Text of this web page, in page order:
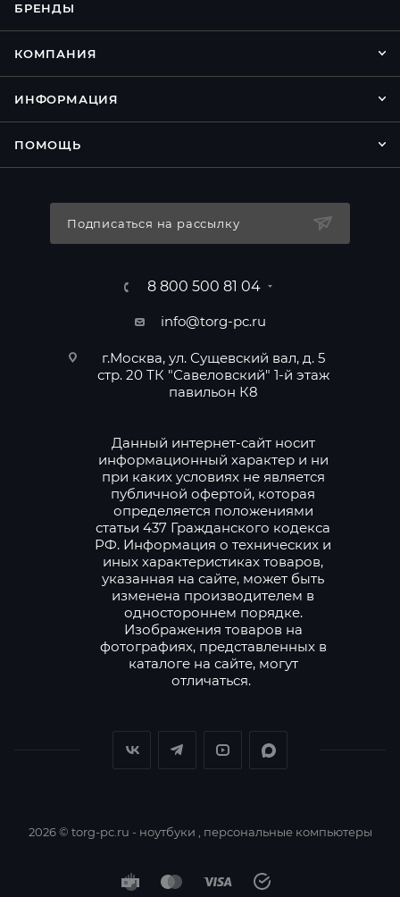
БРЕНДЫ
КОМПАНИЯ
ИНФОРМАЦИЯ
ПОМОЩЬ
Подписаться на рассылку
8 800 500 81 04
info@torg-pc.ru
г.Москва, ул. Сущевский вал, д. 5
стр. 20 ТК "Савеловский" 1-й этаж
павильон К8
Данный интернет-сайт носит
информационный характер и ни
при каких условиях не является
публичной офертой, которая
определяется положениями
статьи 437 Гражданского кодекса
РФ. Информация о технических и
иных характеристиках товаров,
указанная на сайте, может быть
изменена производителем в
одностороннем порядке.
Изображения товаров на
фотографиях, представленных в
каталоге на сайте, могут
отличаться.
2026 © torg-pc.ru - ноутбуки , персональные компьютеры